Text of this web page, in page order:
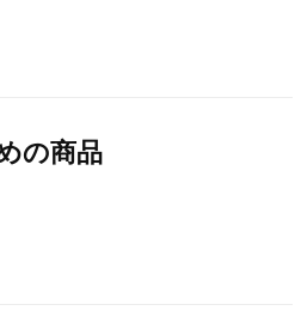
の商品